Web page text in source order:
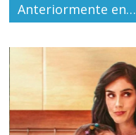
Anteriormente en…